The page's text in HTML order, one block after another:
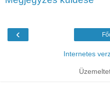
‹
Internetes